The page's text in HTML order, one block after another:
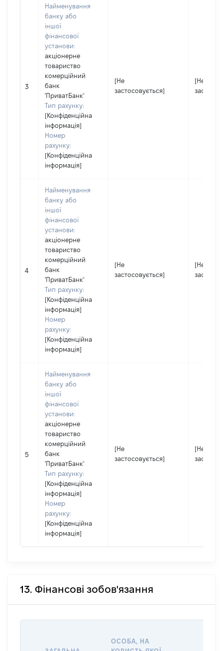
3
Найменування
банку або
іншої
фінансової
установи:
акціонерне
товариство
комерційний
банк
'ПриватБанк'
Тип рахунку:
[Конфіденційна
інформація]
Номер
рахунку:
[Конфіденційна
інформація]
[Не
застосовується]
[Не
4
Найменування
банку або
іншої
фінансової
установи:
акціонерне
товариство
комерційний
банк
'ПриватБанк'
Тип рахунку:
[Конфіденційна
інформація]
Номер
рахунку:
[Конфіденційна
інформація]
[Не
застосовується]
[Не
5
Найменування
банку або
іншої
фінансової
установи:
акціонерне
товариство
комерційний
банк
'ПриватБанк'
Тип рахунку:
[Конфіденційна
інформація]
Номер
рахунку:
[Конфіденційна
інформація]
[Не
застосовується]
[Не
13. Фінансові зобов'язання
ОСОБА, НА